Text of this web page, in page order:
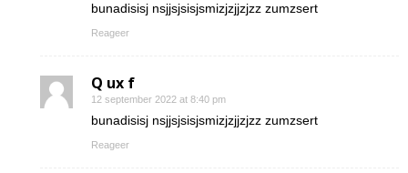
bunadisisj nsjjsjsisjsmizjzjjzjzz zumzsert
Reageer
Q ux f
12 september 2022 at 8:40 pm
bunadisisj nsjjsjsisjsmizjzjjzjzz zumzsert
Reageer